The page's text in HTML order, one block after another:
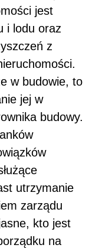
jest
i lodu oraz
z
w budowie, to
jej w
budowy.
utrzymanie
zarządu
kto jest
na